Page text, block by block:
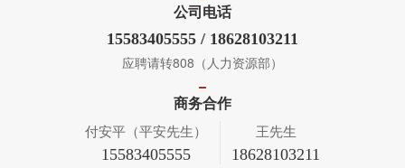
公司电话
15583405555 / 18628103211
应聘请转808（人力资源部）
商务合作
付安平（平安先生）
15583405555
王先生
18628103211